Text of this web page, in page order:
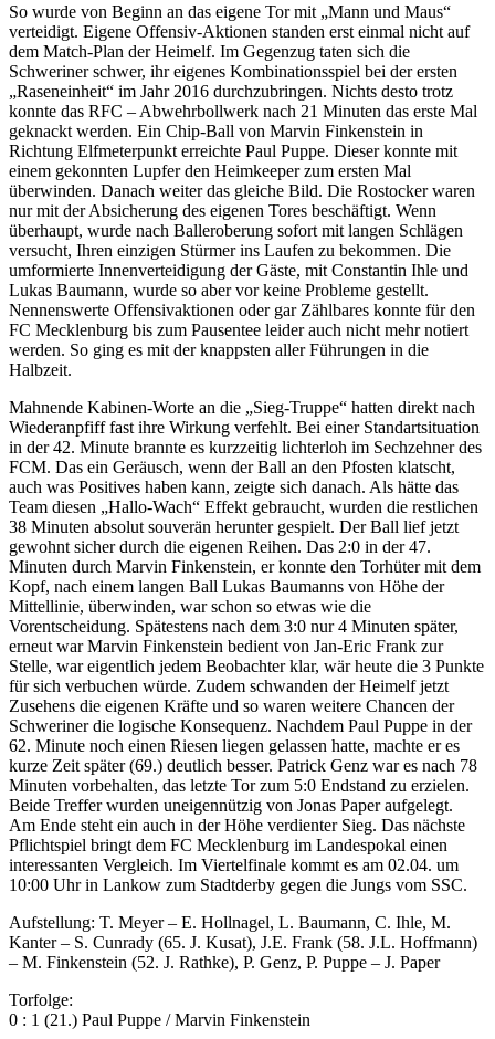
So wurde von Beginn an das eigene Tor mit „Mann und Maus“
verteidigt. Eigene Offensiv-Aktionen standen erst einmal nicht auf
dem Match-Plan der Heimelf. Im Gegenzug taten sich die
Schweriner schwer, ihr eigenes Kombinationsspiel bei der ersten
„Raseneinheit“ im Jahr 2016 durchzubringen. Nichts desto trotz
konnte das RFC – Abwehrbollwerk nach 21 Minuten das erste Mal
geknackt werden. Ein Chip-Ball von Marvin Finkenstein in
Richtung Elfmeterpunkt erreichte Paul Puppe. Dieser konnte mit
einem gekonnten Lupfer den Heimkeeper zum ersten Mal
überwinden. Danach weiter das gleiche Bild. Die Rostocker waren
nur mit der Absicherung des eigenen Tores beschäftigt. Wenn
überhaupt, wurde nach Balleroberung sofort mit langen Schlägen
versucht, Ihren einzigen Stürmer ins Laufen zu bekommen. Die
umformierte Innenverteidigung der Gäste, mit Constantin Ihle und
Lukas Baumann, wurde so aber vor keine Probleme gestellt.
Nennenswerte Offensivaktionen oder gar Zählbares konnte für den
FC Mecklenburg bis zum Pausentee leider auch nicht mehr notiert
werden. So ging es mit der knappsten aller Führungen in die
Halbzeit.
Mahnende Kabinen-Worte an die „Sieg-Truppe“ hatten direkt nach
Wiederanpfiff fast ihre Wirkung verfehlt. Bei einer Standartsituation
in der 42. Minute brannte es kurzzeitig lichterloh im Sechzehner des
FCM. Das ein Geräusch, wenn der Ball an den Pfosten klatscht,
auch was Positives haben kann, zeigte sich danach. Als hätte das
Team diesen „Hallo-Wach“ Effekt gebraucht, wurden die restlichen
38 Minuten absolut souverän herunter gespielt. Der Ball lief jetzt
gewohnt sicher durch die eigenen Reihen. Das 2:0 in der 47.
Minuten durch Marvin Finkenstein, er konnte den Torhüter mit dem
Kopf, nach einem langen Ball Lukas Baumanns von Höhe der
Mittellinie, überwinden, war schon so etwas wie die
Vorentscheidung. Spätestens nach dem 3:0 nur 4 Minuten später,
erneut war Marvin Finkenstein bedient von Jan-Eric Frank zur
Stelle, war eigentlich jedem Beobachter klar, wär heute die 3 Punkte
für sich verbuchen würde. Zudem schwanden der Heimelf jetzt
Zusehens die eigenen Kräfte und so waren weitere Chancen der
Schweriner die logische Konsequenz. Nachdem Paul Puppe in der
62. Minute noch einen Riesen liegen gelassen hatte, machte er es
kurze Zeit später (69.) deutlich besser. Patrick Genz war es nach 78
Minuten vorbehalten, das letzte Tor zum 5:0 Endstand zu erzielen.
Beide Treffer wurden uneigennützig von Jonas Paper aufgelegt.
Am Ende steht ein auch in der Höhe verdienter Sieg. Das nächste
Pflichtspiel bringt dem FC Mecklenburg im Landespokal einen
interessanten Vergleich. Im Viertelfinale kommt es am 02.04. um
10:00 Uhr in Lankow zum Stadtderby gegen die Jungs vom SSC.
Aufstellung: T. Meyer – E. Hollnagel, L. Baumann, C. Ihle, M.
Kanter – S. Cunrady (65. J. Kusat), J.E. Frank (58. J.L. Hoffmann)
– M. Finkenstein (52. J. Rathke), P. Genz, P. Puppe – J. Paper
Torfolge:
0 : 1 (21.) Paul Puppe / Marvin Finkenstein